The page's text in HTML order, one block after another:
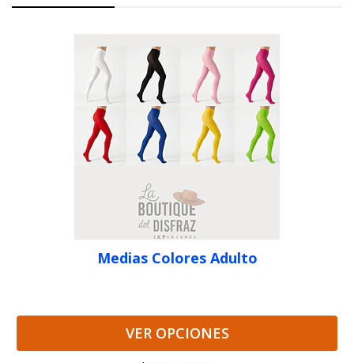
Medias Colores Adulto
VER OPCIONES